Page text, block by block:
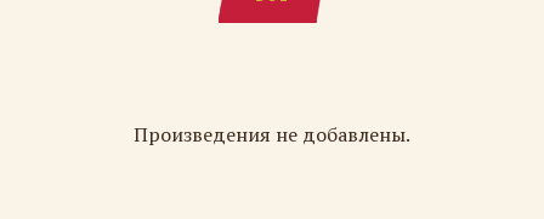
Произведения не добавлены.